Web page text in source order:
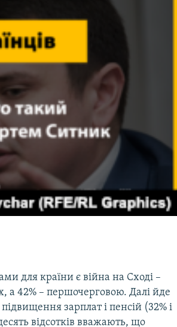
для країни є війна на Сході –
а 42% – першочерговою. Далі йде
зарплат і пенсій (32% і
відсотків вважають, що